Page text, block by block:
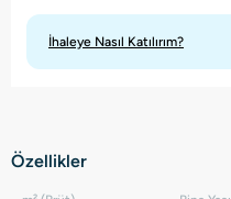
İhaleye Nasıl Katılırım?
Özellikler